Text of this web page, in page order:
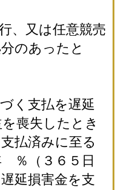
、又は任意競売
のあったと
く支払を遅延
喪失したとき
払済みに至る
％（３６５日
延損害金を支